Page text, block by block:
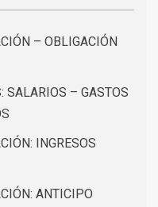
– OBLIGACIÓN
SALARIOS – GASTOS
INGRESOS
ANTICIPO